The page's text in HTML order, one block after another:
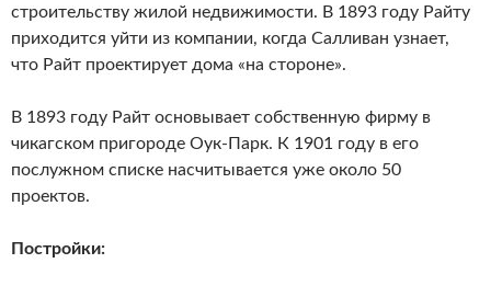
строительству жилой недвижимости. В 1893 году Райту
приходится уйти из компании, когда Салливан узнает,
что Райт проектирует дома «на стороне».
В 1893 году Райт основывает собственную фирму в
чикагском пригороде Оук-Парк. К 1901 году в его
послужном списке насчитывается уже около 50
проектов.
Постройки: